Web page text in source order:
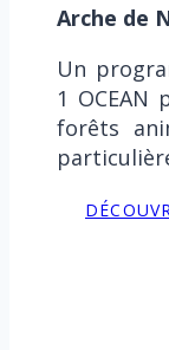
Arche de
Un
1
forêts